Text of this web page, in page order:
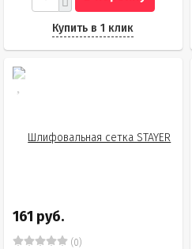
Купить в 1 клик
161 руб.
(0)